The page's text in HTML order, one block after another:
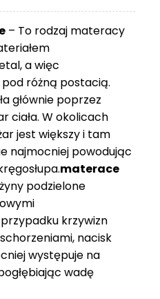
– To rodzaj materacy
a więc
różną postacią.
głównie poprzez
ciała. W okolicach
jest większy i tam
najmocniej powodując
materace
podzielone
krzywizn
nacisk
występuje na
wadę